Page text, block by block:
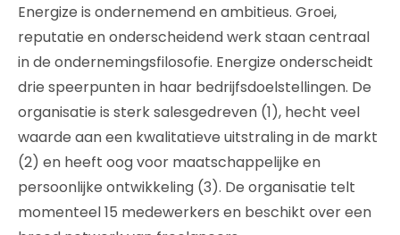
Energize is ondernemend en ambitieus. Groei,
reputatie en onderscheidend werk staan centraal
in de ondernemingsfilosofie. Energize onderscheidt
drie speerpunten in haar bedrijfsdoelstellingen. De
organisatie is sterk salesgedreven (1), hecht veel
waarde aan een kwalitatieve uitstraling in de markt
(2) en heeft oog voor maatschappelijke en
persoonlijke ontwikkeling (3). De organisatie telt
momenteel 15 medewerkers en beschikt over een